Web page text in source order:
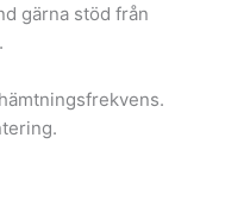
gärna stöd från